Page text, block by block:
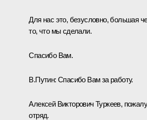
Для нас это, безусловно, большая
то, что мы сделали.
Спасибо Вам.
В.Путин: Спасибо Вам за работу.
Алексей Викторович Туркеев,
отряд.